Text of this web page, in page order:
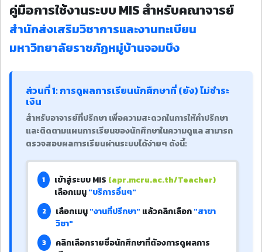
คู่มือการใช้งานระบบ MIS สำหรับคณาจารย์
สำนักส่งเสริมวิชาการและงานทะเบียน
มหาวิทยาลัยราชภัฏหมู่บ้านจอมบึง
ส่วนที่ 1: การดูผลการเรียนนักศึกษาที่ (ยัง) ไม่ชำระ
เงิน
สำหรับอาจารย์ที่ปรึกษา เพื่อความสะดวกในการให้คำปรึกษา
และติดตามแผนการเรียนของนักศึกษาในความดูแล สามารถ
ตรวจสอบผลการเรียนผ่านระบบได้ง่ายๆ ดังนี้:
1 เข้าสู่ระบบ MIS (apr.mcru.ac.th/Teacher)
เลือกเมนู"บริการอื่นๆ"
2 เลือกเมนู"งานที่ปรึกษา" แล้วคลิกเลือก"สาขา
วิชา"
3
คลิกเลือกรายชื่อนักศึกษาที่ต้องการดูผลการ